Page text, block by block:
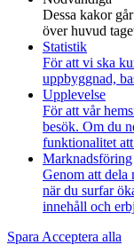
Dessa kakor
över huvud
Statistik
För att vi ska
uppbyggnad,
Upplevelse
För att vår
besök. Om du
funktionalitet
Marknadsföring
Genom att dela
när du surfar
innehåll och
Spara Acceptera alla